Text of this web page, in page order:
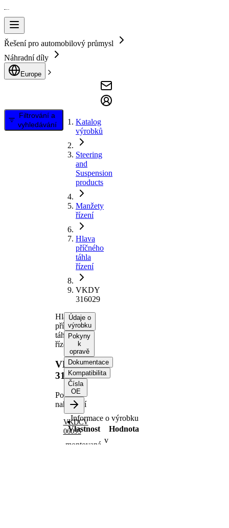
Řešení pro automobilový průmysl
Náhradní díly
Europe
Filtrování a
vyhledávání
Katalog
výrobků
Steering
and
Suspension
products
Manžety
řízení
Hlava
příčného
táhla
řízení
VKDY
316029
Hlava
příčného
táhla
řízení
VKDY
316029
Po
nahrazení
VKDCV
06095
Údaje o
výrobku
Pokyny
k
opravě
Dokumentace
Kompatibilita
Čísla
OE
Informace o výrobku
Vlastnost
Hodnota
montovaná
v